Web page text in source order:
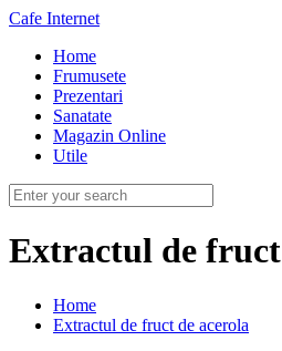
Cafe Internet
Home
Frumusete
Prezentari
Sanatate
Magazin Online
Utile
Extractul de fruct
Home
Extractul de fruct de acerola